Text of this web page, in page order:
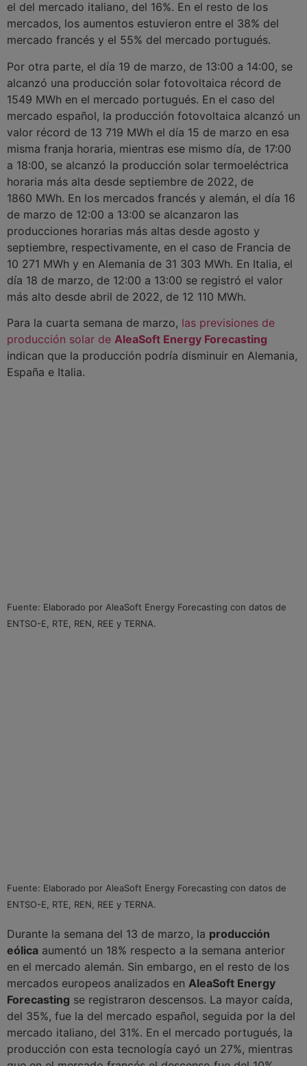
el del mercado italiano, del 16%. En el resto de los
mercados, los aumentos estuvieron entre el 38% del
mercado francés y el 55% del mercado portugués.
Por otra parte, el día 19 de marzo, de 13:00 a 14:00, se
alcanzó una producción solar fotovoltaica récord de
1549 MWh en el mercado portugués. En el caso del
mercado español, la producción fotovoltaica alcanzó un
valor récord de 13 719 MWh el día 15 de marzo en esa
misma franja horaria, mientras ese mismo día, de 17:00
a 18:00, se alcanzó la producción solar termoeléctrica
horaria más alta desde septiembre de 2022, de
1860 MWh. En los mercados francés y alemán, el día 16
de marzo de 12:00 a 13:00 se alcanzaron las
producciones horarias más altas desde agosto y
septiembre, respectivamente, en el caso de Francia de
10 271 MWh y en Alemania de 31 303 MWh. En Italia, el
día 18 de marzo, de 12:00 a 13:00 se registró el valor
más alto desde abril de 2022, de 12 110 MWh.
Para la cuarta semana de marzo, las previsiones de
producción solar de AleaSoft Energy Forecasting
indican que la producción podría disminuir en Alemania,
España e Italia.
Fuente: Elaborado por AleaSoft Energy Forecasting con datos de
ENTSO-E, RTE, REN, REE y TERNA.
Fuente: Elaborado por AleaSoft Energy Forecasting con datos de
ENTSO-E, RTE, REN, REE y TERNA.
Durante la semana del 13 de marzo, la producción
eólica aumentó un 18% respecto a la semana anterior
en el mercado alemán. Sin embargo, en el resto de los
mercados europeos analizados en AleaSoft Energy
Forecasting se registraron descensos. La mayor caída,
del 35%, fue la del mercado español, seguida por la del
mercado italiano, del 31%. En el mercado portugués, la
producción con esta tecnología cayó un 27%, mientras